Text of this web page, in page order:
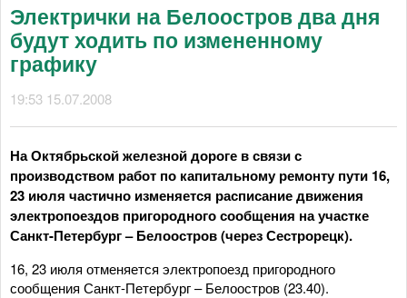
Электрички на Белоостров два дня
будут ходить по измененному
графику
19:53 15.07.2008
На Октябрьской железной дороге в связи с
производством работ по капитальному ремонту пути 16,
23 июля частично изменяется расписание движения
электропоездов пригородного сообщения на участке
Санкт-Петербург – Белоостров (через Сестрорецк).
16, 23 июля отменяется электропоезд пригородного
сообщения Санкт-Петербург – Белоостров (23.40).